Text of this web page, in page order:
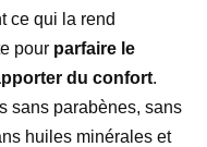
ce qui la rend
pour parfaire le
du confort.
sans parabènes, sans
huiles minérales et